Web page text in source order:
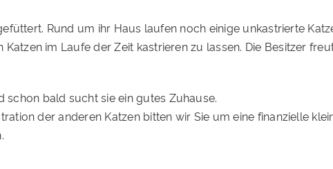
Rund um ihr Haus laufen noch einige unkastrierte
im Laufe der Zeit kastrieren zu lassen. Die Besitzer
bald sucht sie ein gutes Zuhause.
der anderen Katzen bitten wir Sie um eine finanzielle